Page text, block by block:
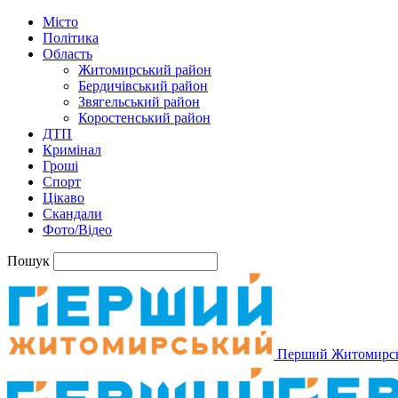
Місто
Політика
Область
Житомирський район
Бердичівський район
Звягельський район
Коростенський район
ДТП
Кримінал
Гроші
Спорт
Цікаво
Скандали
Фото/Відео
Пошук
Перший